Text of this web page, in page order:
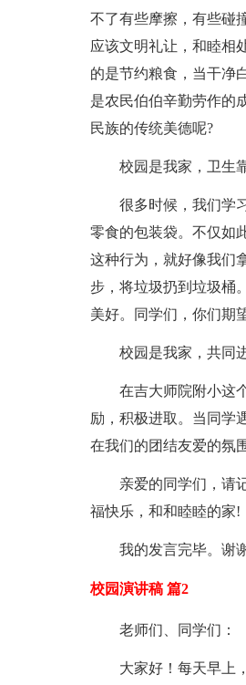
不了有些摩擦，有些碰
应该文明礼让，和睦相
的是节约粮食，当干净
是农民伯伯辛勤劳作的
民族的传统美德呢?
校园是我家，卫生
很多时候，我们学
零食的包装袋。不仅如
这种行为，就好像我们
步，将垃圾扔到垃圾桶
美好。同学们，你们期
校园是我家，共同
在吉大师院附小这
励，积极进取。当同学
在我们的团结友爱的氛
亲爱的同学们，请
福快乐，和和睦睦的家!
我的发言完毕。谢
校园演讲稿 篇2
老师们、同学们：
大家好！每天早上